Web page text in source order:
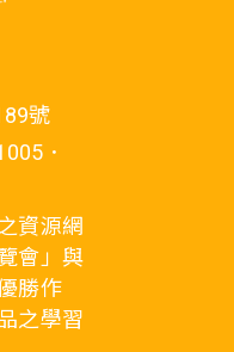
號
．
資源網
會」與
勝作
之學習